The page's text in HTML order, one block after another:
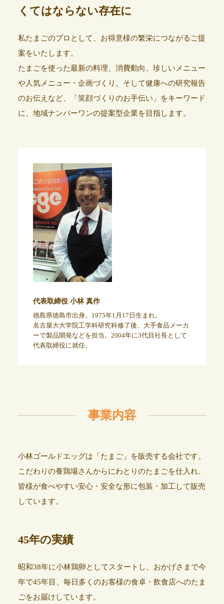
代表取締役 小林 真作
徳島県徳島市出身。1975年1月17日生まれ。
名古屋大大学院工学科研究科修了後、大手食品メーカ
ーで製品開発などを担当。2004年に3代目社長として
代表取締役に就任。
くてはならない存在に
私たまごのプロとして、お得意様の繁栄につながるご提
案をいたします。
たまごを使った最新の料理、消費動向、珍しいメニュー
や人気メニュー・企画づくり、そして健康への研究報告
のお伝えなど、「笑顔づくりのお手伝い」をキーワード
に、地域ナンバーワンの提案型企業を目指します。
事業内容
小林ゴールドエッグは「たまご」を販売する会社です。
こだわりの養鶏場さんからにわとりのたまごを仕入れ、
皆様が食べやすい安心・安全な形に包装・加工して販売
しています。
45年の実績
昭和38年に小林鶏卵としてスタートし、おかげさまで今
年で45年目、毎日多くのお客様の食卓・飲食店へのたま
ごをお届けしています。